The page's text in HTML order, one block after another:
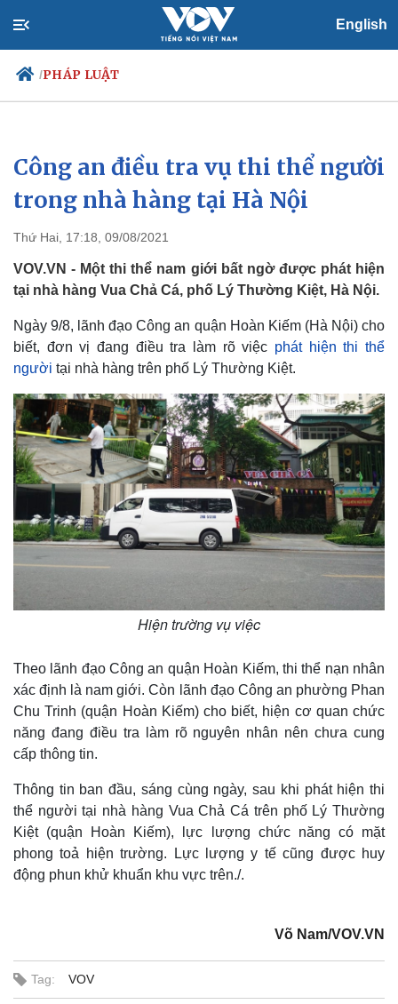
English
/PHÁP LUẬT
Chính trị
Tổ chức nhân sự
Nhận diện sự thật
Xã hội
Tin 24h
Dự báo thời tiết
Việc làm
Biển đảo
Công an điều tra vụ thi thể người
trong nhà hàng tại Hà Nội
Thứ Hai, 17:18, 09/08/2021
VOV.VN - Một thi thể nam giới bất ngờ được phát hiện
tại nhà hàng Vua Chả Cá, phố Lý Thường Kiệt, Hà Nội.
Ngày 9/8, lãnh đạo Công an quận Hoàn Kiếm (Hà Nội) cho
biết, đơn vị đang điều tra làm rõ việc phát hiện thi thể
người tại nhà hàng trên phố Lý Thường Kiệt.
Hiện trường vụ việc
Theo lãnh đạo Công an quận Hoàn Kiếm, thi thể nạn nhân
xác định là nam giới. Còn lãnh đạo Công an phường Phan
Chu Trinh (quận Hoàn Kiếm) cho biết, hiện cơ quan chức
năng đang điều tra làm rõ nguyên nhân nên chưa cung
cấp thông tin.
Thông tin ban đầu, sáng cùng ngày, sau khi phát hiện thi
thể người tại nhà hàng Vua Chả Cá trên phố Lý Thường
Kiệt (quận Hoàn Kiếm), lực lượng chức năng có mặt
phong toả hiện trường. Lực lượng y tế cũng được huy
động phun khử khuẩn khu vực trên./.
Võ Nam/VOV.VN
Tag: VOV